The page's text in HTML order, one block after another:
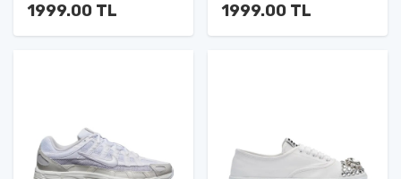
1999.00 TL 1999.00 TL